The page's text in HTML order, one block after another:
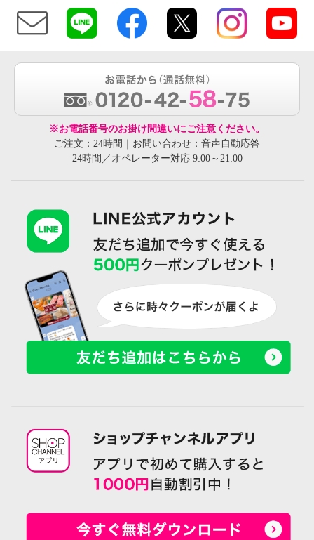
※お電話番号のお掛け間違いにご注意ください。
ご注文：24時間｜お問い合わせ：音声自動応答
24時間／オペレーター対応 9:00～21:00